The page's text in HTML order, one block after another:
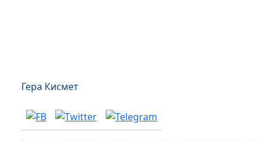
Гера Кисмет